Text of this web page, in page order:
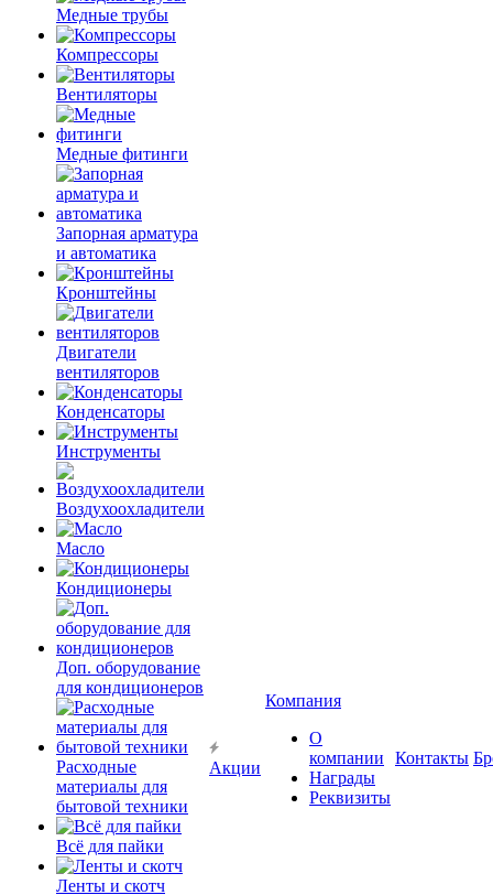
Медные трубы
Компрессоры
Вентиляторы
Медные фитинги
Запорная арматура
и автоматика
Кронштейны
Двигатели
вентиляторов
Конденсаторы
Инструменты
Воздухоохладители
Масло
Кондиционеры
Доп. оборудование
для кондиционеров
Расходные
материалы для
бытовой техники
Всё для пайки
Ленты и скотч
Акции
Компания
О
компании
Награды
Реквизиты
Контакты